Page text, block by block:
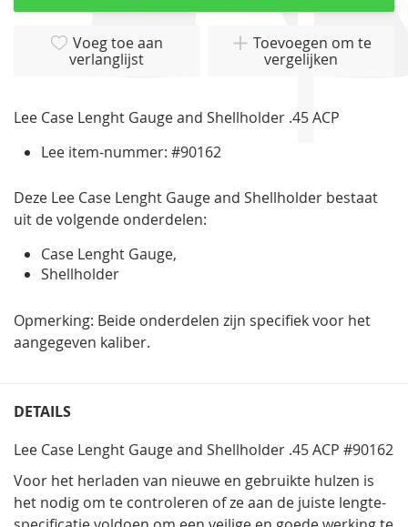
Voeg toe aan
verlanglijst
Toevoegen om te
vergelijken
Lee Case Lenght Gauge and Shellholder .45 ACP
Lee item-nummer: #90162
Deze Lee Case Lenght Gauge and Shellholder bestaat
uit de volgende onderdelen:
Case Lenght Gauge,
Shellholder
Opmerking: Beide onderdelen zijn specifiek voor het
aangegeven kaliber.
DETAILS
Lee Case Lenght Gauge and Shellholder .45 ACP #90162
Voor het herladen van nieuwe en gebruikte hulzen is
het nodig om te controleren of ze aan de juiste lengte-